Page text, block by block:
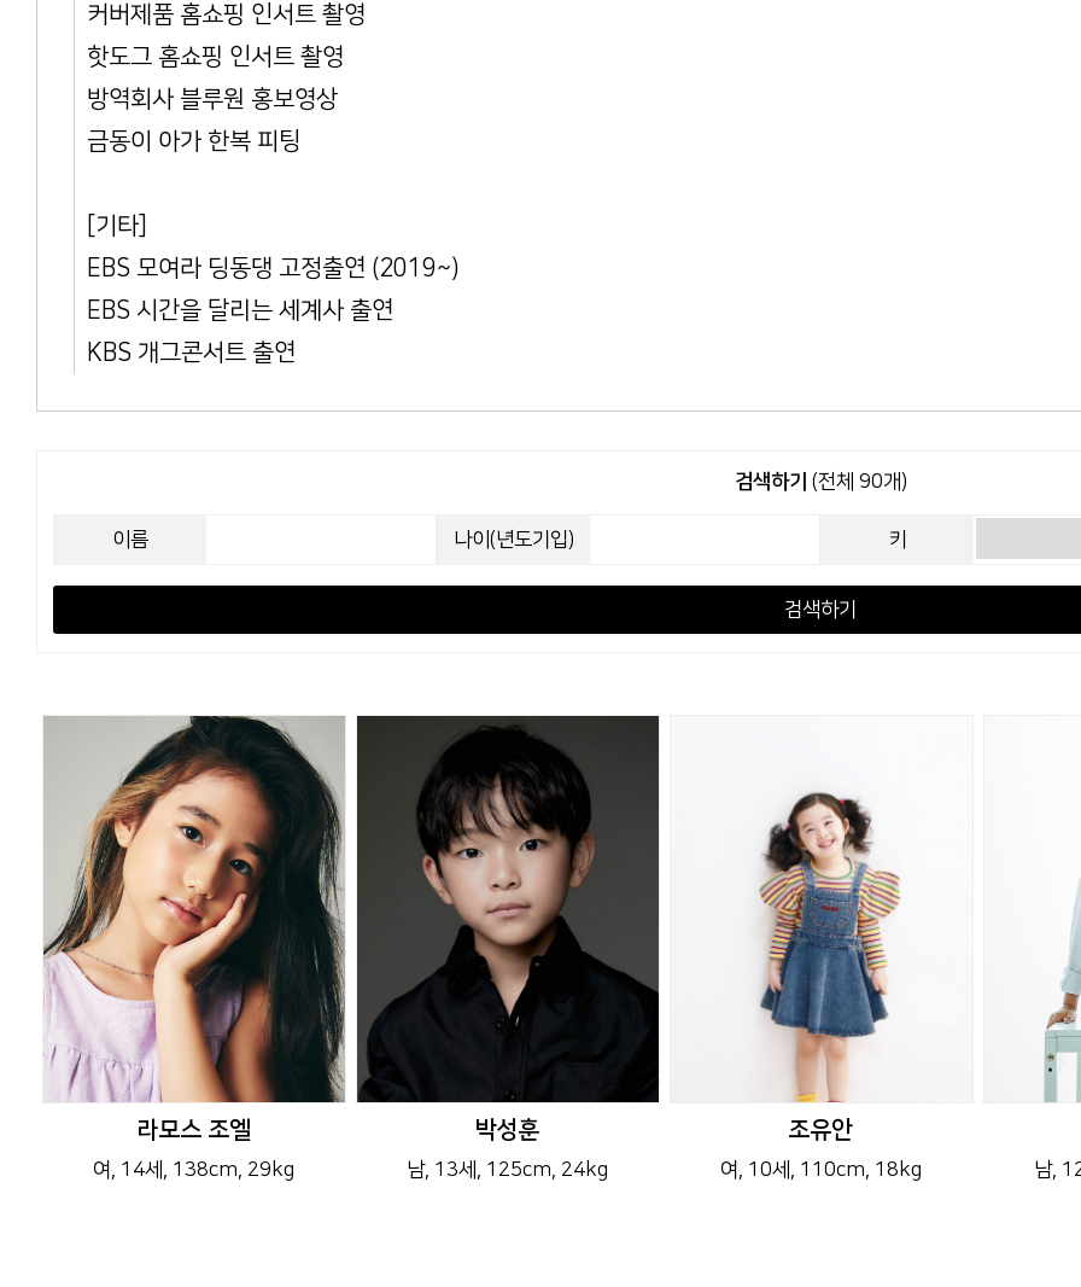
커버제품 홈쇼핑 인서트 촬영
핫도그 홈쇼핑 인서트 촬영
방역회사 블루원 홍보영상
금동이 아가 한복 피팅
[기타]
EBS 모여라 딩동댕 고정출연 (2019~)
EBS 시간을 달리는 세계사 출연
KBS 개그콘서트 출연
검색하기 (전체 90개)
이름 나이(년도기입) 키
검색하기
라모스 조엘
여 , 14세 , 138cm, 29kg
박성훈
남, 13세 , 125cm, 24kg
조유안
여 , 10세 , 110cm, 18kg 남,